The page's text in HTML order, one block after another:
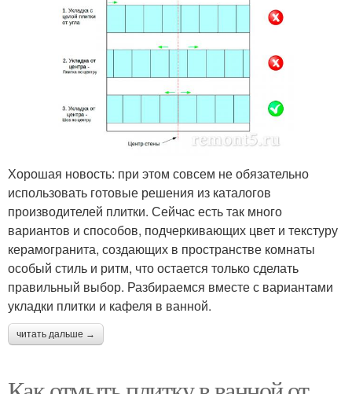
Хорошая новость: при этом совсем не обязательно
использовать готовые решения из каталогов
производителей плитки. Сейчас есть так много
вариантов и способов, подчеркивающих цвет и текстуру
керамогранита, создающих в пространстве комнаты
особый стиль и ритм, что остается только сделать
правильный выбор. Разбираемся вместе с вариантами
укладки плитки и кафеля в ванной.
читать дальше →